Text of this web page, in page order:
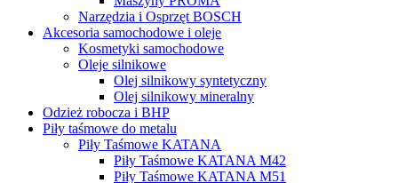
Narzędzia i Osprzęt BOSCH
Akcesoria samochodowe i oleje
Kosmetyki samochodowe
Oleje silnikowe
Olej silnikowy syntetyczny
Оlej silnikowy мineralny
Odzież robocza i BHP
Piły taśmowe do metalu
Piły Taśmowe KATANA
Piły Taśmowe KATANA M42
Piły Taśmowe KATANA M51